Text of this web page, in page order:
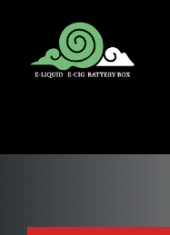
contenuto